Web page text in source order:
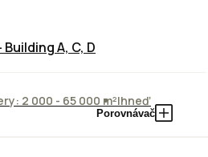
A, C, D
2 000 - 65 000 m²Ihneď
Porovnávač